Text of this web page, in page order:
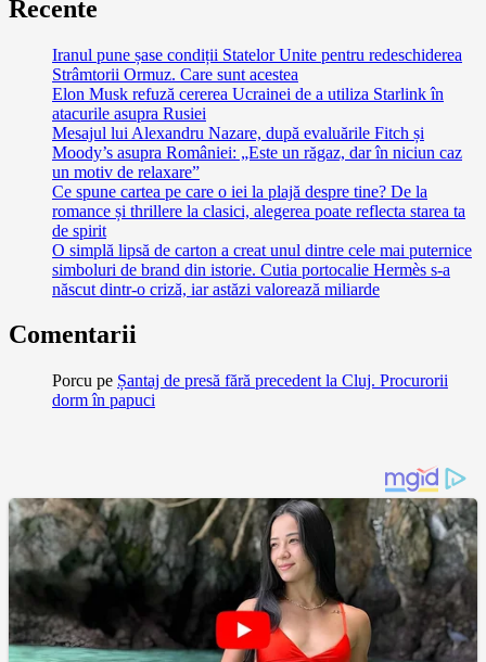
Recente
Iranul pune șase condiții Statelor Unite pentru redeschiderea
Strâmtorii Ormuz. Care sunt acestea
Elon Musk refuză cererea Ucrainei de a utiliza Starlink în
atacurile asupra Rusiei
Mesajul lui Alexandru Nazare, după evaluările Fitch și
Moody’s asupra României: „Este un răgaz, dar în niciun caz
un motiv de relaxare”
Ce spune cartea pe care o iei la plajă despre tine? De la
romance și thrillere la clasici, alegerea poate reflecta starea ta
de spirit
O simplă lipsă de carton a creat unul dintre cele mai puternice
simboluri de brand din istorie. Cutia portocalie Hermès s-a
născut dintr-o criză, iar astăzi valorează miliarde
Comentarii
Porcu pe Șantaj de presă fără precedent la Cluj. Procurorii
dorm în papuci